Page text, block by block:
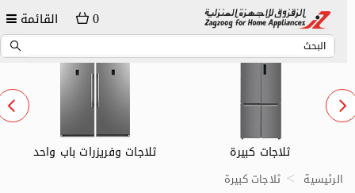
القائمة 0
ثلاجات وفريزرات باب واحد ثلاجات صغيرة
الرئيسية
ثلاجات كبيرة